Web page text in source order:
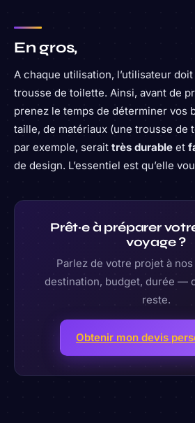
En gros,
A chaque utilisation, l’utilisateur doit
trousse de toilette. Ainsi, avant de
prenez le temps de déterminer vos
taille, de matériaux (une trousse de
par exemple, serait très durable et
de design. L’essentiel est qu’elle
Prêt·e à préparer
voyage ?
Parlez de votre projet à
destination, budget, durée —
reste.
Obtenir mon devis